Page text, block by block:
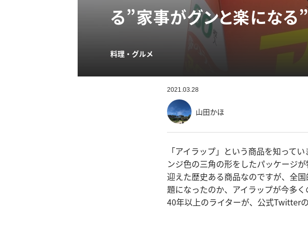
る”家事がグンと楽になる
料理・グルメ
2021.03.28
山田かほ
「アイラップ」という商品を知って
ンジ色の三角の形をしたパッケージ
迎えた歴史ある商品なのですが、全
題になったのか、アイラップが今多
40年以上のライターが、公式Twitter